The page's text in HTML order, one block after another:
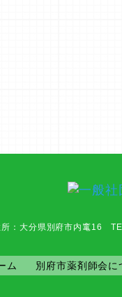
：大分県別府市内竃16
ム 別府市薬剤師会に